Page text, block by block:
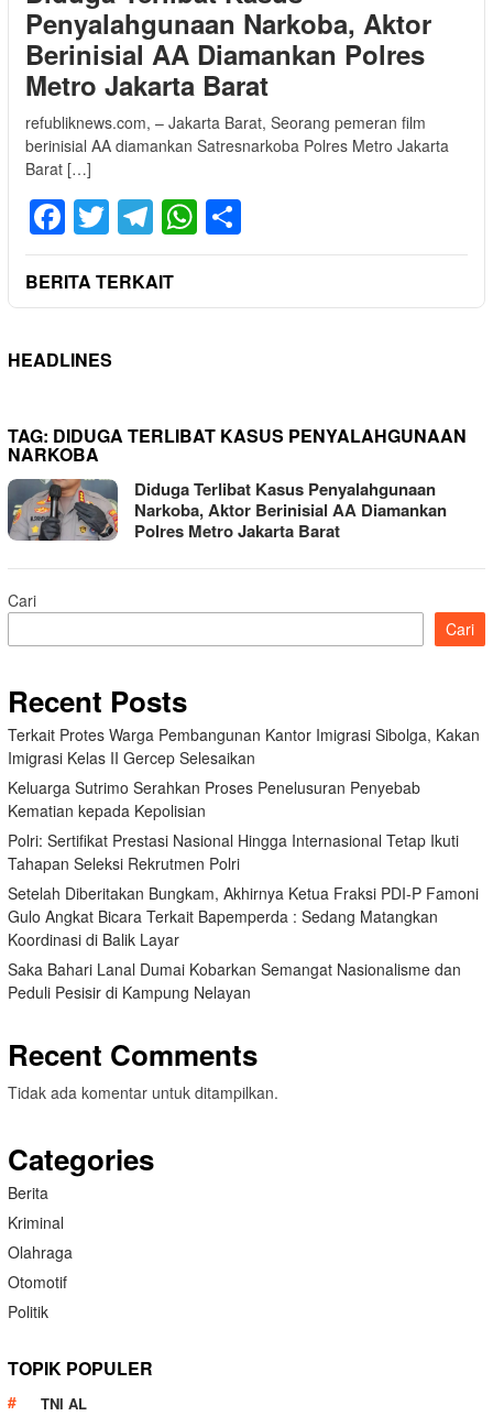
Penyalahgunaan Narkoba, Aktor
Berinisial AA Diamankan Polres
Metro Jakarta Barat
refubliknews.com, – Jakarta Barat, Seorang pemeran film
berinisial AA diamankan Satresnarkoba Polres Metro Jakarta
Barat […]
Facebook
Twitter
Telegram
WhatsApp
BERITA TERKAIT
HEADLINES
TAG: DIDUGA TERLIBAT KASUS PENYALAHGUNAAN
NARKOBA
Diduga Terlibat Kasus Penyalahgunaan
Narkoba, Aktor Berinisial AA Diamankan
Polres Metro Jakarta Barat
Cari
Cari
Recent Posts
Terkait Protes Warga Pembangunan Kantor Imigrasi Sibolga, Kakan
Imigrasi Kelas II Gercep Selesaikan
Keluarga Sutrimo Serahkan Proses Penelusuran Penyebab
Kematian kepada Kepolisian
Polri: Sertifikat Prestasi Nasional Hingga Internasional Tetap Ikuti
Tahapan Seleksi Rekrutmen Polri
Setelah Diberitakan Bungkam, Akhirnya Ketua Fraksi PDI-P Famoni
Gulo Angkat Bicara Terkait Bapemperda : Sedang Matangkan
Koordinasi di Balik Layar
Saka Bahari Lanal Dumai Kobarkan Semangat Nasionalisme dan
Peduli Pesisir di Kampung Nelayan
Recent Comments
Tidak ada komentar untuk ditampilkan.
Categories
Berita
Kriminal
Olahraga
Otomotif
Politik
TOPIK POPULER
TNI AL